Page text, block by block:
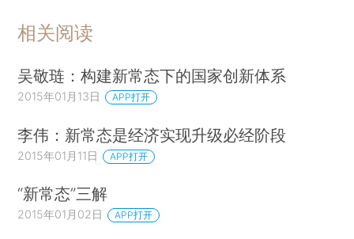
相关阅读
吴敬琏：构建新常态下的国家创新体系
2015年01月13日 APP打开
李伟：新常态是经济实现升级必经阶段
2015年01月11日 APP打开
“新常态”三解
2015年01月02日 APP打开